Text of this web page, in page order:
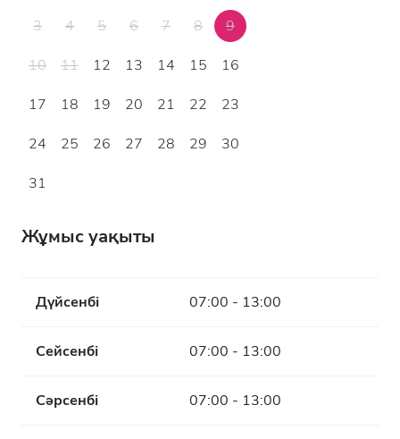
3
4 5 6 7 8
9
10
11 12 13 14 15
16
17
18 19 20 21 22
23
24
25 26 27 28 29
30
31
Жұмыс уақыты
Дүйсенбі 07:00 - 13:00
Сейсенбі 07:00 - 13:00
Сәрсенбі 07:00 - 13:00